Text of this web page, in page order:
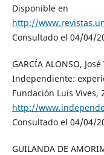
Disponible en
http://
Consultado el 04/04/
GARCÍA ALONSO,
Independiente:
Fundación Luis Vives,
http://
Consultado el 04/04/
GUILANDA DE